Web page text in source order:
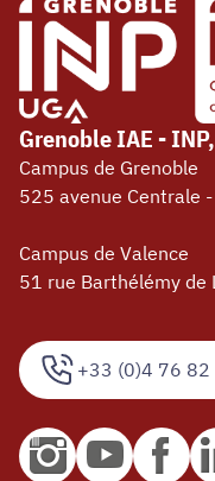
+33 (0)4 76
Grenoble IAE -
Campus de Grenoble
525 avenue Centrale
Campus de Valence
51 rue Barthélémy de